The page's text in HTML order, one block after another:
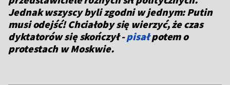
Jednak wszyscy byli zgodni w jednym: Putin
musi odejść! Chciałoby się wierzyć, że czas
dyktatorów się skończył -pisałpotem o
protestach w Moskwie.